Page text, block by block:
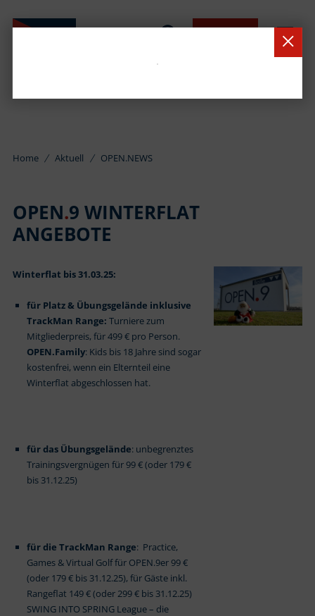
Home Aktuell OPEN.NEWS
OPEN.9 WINTERFLAT
ANGEBOTE
Winterflat bis 31.03.25:
für Platz & Übungsgelände inklusive
TrackMan Range: Turniere zum
Mitgliederpreis, für 499 € pro Person.
OPEN.Family: Kids bis 18 Jahre sind sogar
kostenfrei, wenn ein Elternteil eine
Winterflat abgeschlossen hat.
für das Übungsgelände: unbegrenztes
Trainingsvergnügen für 99 € (oder 179 €
bis 31.12.25)
für die TrackMan Range: Practice,
Games & Virtual Golf für OPEN.9er 99 €
(oder 179 € bis 31.12.25), für Gäste inkl.
Rangeflat 149 € (oder 299 € bis 31.12.25)
SWING INTO SPRING League – die